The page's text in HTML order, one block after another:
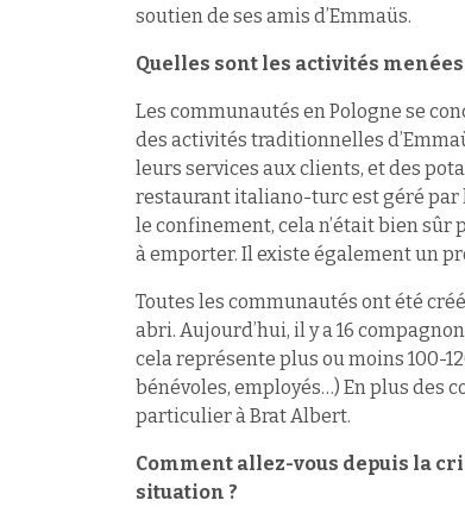
soutien de ses amis d’Emmaüs.
Quelles sont les activités
Les communautés en Pologne se
des activités traditionnelles
leurs services aux clients, et des
restaurant italiano-turc est géré par
le confinement, cela n’était bien sûr
à emporter. Il existe également un
Toutes les communautés ont été
abri. Aujourd’hui, il y a 16
cela représente plus ou moins 100-
bénévoles, employés…) En plus des
particulier à Brat Albert.
Comment allez-vous depuis la
situation ?